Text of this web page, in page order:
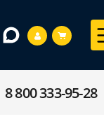
8 800 333-95-28